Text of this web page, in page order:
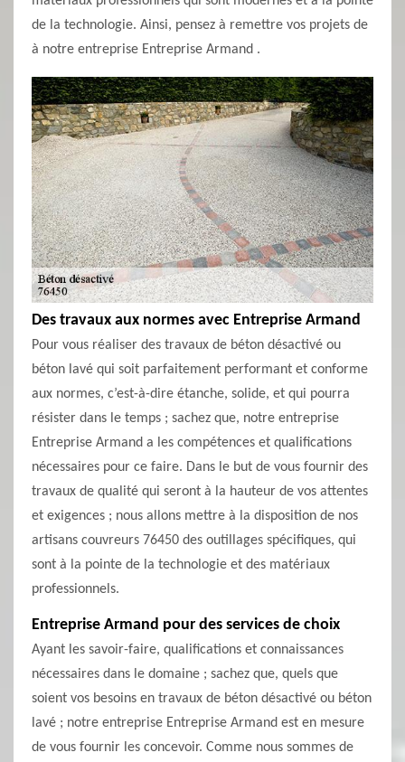
de la technologie. Ainsi, pensez à remettre vos projets de
à notre entreprise Entreprise Armand .
Des travaux aux normes avec Entreprise Armand
Pour vous réaliser des travaux de béton désactivé ou
béton lavé qui soit parfaitement performant et conforme
aux normes, c’est-à-dire étanche, solide, et qui pourra
résister dans le temps ; sachez que, notre entreprise
Entreprise Armand a les compétences et qualifications
nécessaires pour ce faire. Dans le but de vous fournir des
travaux de qualité qui seront à la hauteur de vos attentes
et exigences ; nous allons mettre à la disposition de nos
artisans couvreurs 76450 des outillages spécifiques, qui
sont à la pointe de la technologie et des matériaux
professionnels.
Entreprise Armand pour des services de choix
Ayant les savoir-faire, qualifications et connaissances
nécessaires dans le domaine ; sachez que, quels que
soient vos besoins en travaux de béton désactivé ou béton
lavé ; notre entreprise Entreprise Armand est en mesure
de vous fournir les concevoir. Comme nous sommes de